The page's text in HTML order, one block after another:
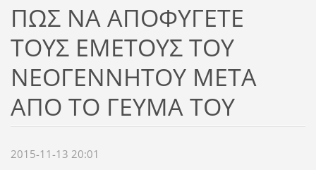
ΠΩΣ ΝΑ ΑΠΟΦΥΓΕΤΕ
ΤΟΥΣ ΕΜΕΤΟΥΣ ΤΟΥ
ΝΕΟΓΕΝΝΗΤΟΥ ΜΕΤΑ
ΑΠΟ ΤΟ ΓΕΥΜΑ ΤΟΥ
2015-11-13 20:01